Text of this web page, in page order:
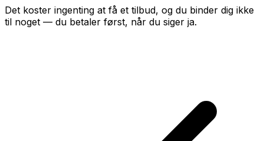
Det koster ingenting at få et tilbud, og du binder dig ikke
til noget — du betaler først, når du siger ja.